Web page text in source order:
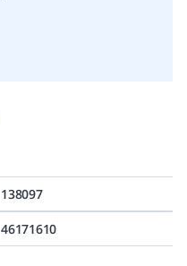
138097
46171610